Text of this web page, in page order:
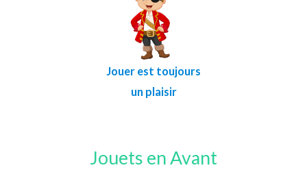
Jouer est toujours
un plaisir
Jouets en Avant